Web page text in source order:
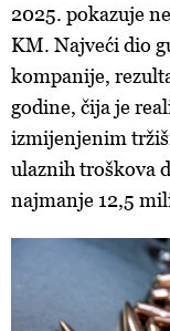
2025. pokazuje
KM. Najveći dio
kompanije,
godine, čija je
izmijenjenim
ulaznih troškova
najmanje 12,5